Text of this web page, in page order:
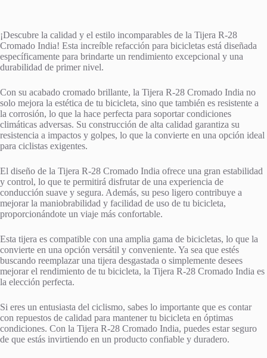
¡Descubre la calidad y el estilo incomparables de la Tijera R-28
Cromado India! Esta increíble refacción para bicicletas está diseñada
específicamente para brindarte un rendimiento excepcional y una
durabilidad de primer nivel.
Con su acabado cromado brillante, la Tijera R-28 Cromado India no
solo mejora la estética de tu bicicleta, sino que también es resistente a
la corrosión, lo que la hace perfecta para soportar condiciones
climáticas adversas. Su construcción de alta calidad garantiza su
resistencia a impactos y golpes, lo que la convierte en una opción ideal
para ciclistas exigentes.
El diseño de la Tijera R-28 Cromado India ofrece una gran estabilidad
y control, lo que te permitirá disfrutar de una experiencia de
conducción suave y segura. Además, su peso ligero contribuye a
mejorar la maniobrabilidad y facilidad de uso de tu bicicleta,
proporcionándote un viaje más confortable.
Esta tijera es compatible con una amplia gama de bicicletas, lo que la
convierte en una opción versátil y conveniente. Ya sea que estés
buscando reemplazar una tijera desgastada o simplemente desees
mejorar el rendimiento de tu bicicleta, la Tijera R-28 Cromado India es
la elección perfecta.
Si eres un entusiasta del ciclismo, sabes lo importante que es contar
con repuestos de calidad para mantener tu bicicleta en óptimas
condiciones. Con la Tijera R-28 Cromado India, puedes estar seguro
de que estás invirtiendo en un producto confiable y duradero.